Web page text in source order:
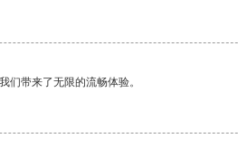
们带来了无限的流畅体验。